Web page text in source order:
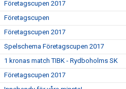
Företagscupen 2017
Företagscupen
Företagscupen 2017
Spelschema Företagscupen 2017
1 kronas match TIBK - Rydboholms SK
Företagscupen 2017